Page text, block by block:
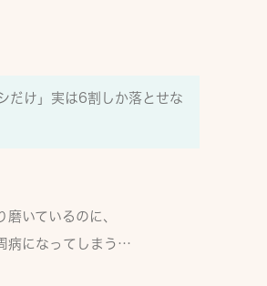
だけ」実は6割しか落とせな
磨いているのに、
病になってしまう…